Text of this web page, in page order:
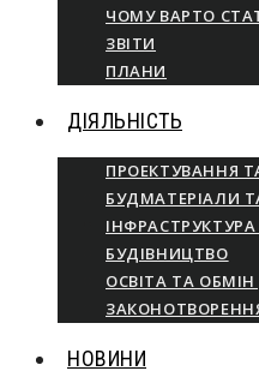
ЧОМУ ВАРТО
ЗВІТИ
ПЛАНИ
ДІЯЛЬНІСТЬ
ПРОЕКТУВАННЯ
БУДМАТЕРІАЛИ
БУДІВНИЦТВО
ОСВІТА ТА
НОВИНИ